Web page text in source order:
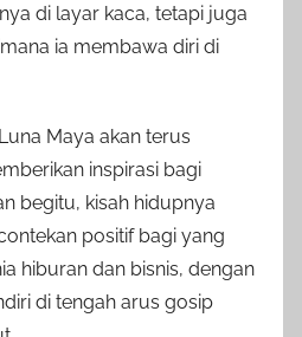
di layar kaca, tetapi juga
ia membawa diri di
Maya akan terus
inspirasi bagi
begitu, kisah hidupnya
positif bagi yang
hiburan dan bisnis, dengan
di tengah arus gosip